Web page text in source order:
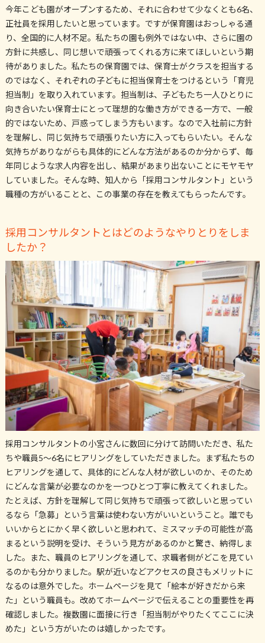
今年こども園がオープンするため、それに合わせて少なくとも6名、
正社員を採用したいと思っています。ですが保育園はおっしゃる通
り、全国的に人材不足。私たちの園も例外ではない中、さらに園の
方針に共感し、同じ想いで頑張ってくれる方に来てほしいという期
待がありました。私たちの保育園では、保育士がクラスを担当する
のではなく、それぞれの子どもに担当保育士をつけるという「育児
担当制」を取り入れています。担当制は、子どもたち一人ひとりに
向き合いたい保育士にとって理想的な働き方ができる一方で、一般
的ではないため、戸惑ってしまう方もいます。なので入社前に方針
を理解し、同じ気持ちで頑張りたい方に入ってもらいたい。そんな
気持ちがありながらも具体的にどんな方法があるのか分からず、毎
年同じような求人内容を出し、結果があまり出ないことにモヤモヤ
していました。そんな時、知人から「採用コンサルタント」という
職種の方がいることと、この事業の存在を教えてもらったんです。
採用コンサルタントとはどのようなやりとりをしま
したか？
採用コンサルタントの小宮さんに数回に分けて訪問いただき、私た
ちや職員5～6名にヒアリングをしていただきました。まず私たちの
ヒアリングを通して、具体的にどんな人材が欲しいのか、そのため
にどんな言葉が必要なのかを一つひとつ丁寧に教えてくれました。
たとえば、方針を理解して同じ気持ちで頑張って欲しいと思ってい
るなら「急募」という言葉は使わない方がいいということ。誰でも
いいからとにかく早く欲しいと思われて、ミスマッチの可能性が高
まるという説明を受け、そういう見方があるのかと驚き、納得しま
した。また、職員のヒアリングを通して、求職者側がどこを見てい
るのかも分かりました。駅が近いなどアクセスの良さもメリットに
なるのは意外でした。ホームページを見て「絵本が好きだから来
た」という職員も。改めてホームページで伝えることの重要性を再
確認しました。複数園に面接に行き「担当制がやりたくてここに決
めた」という方がいたのは嬉しかったです。